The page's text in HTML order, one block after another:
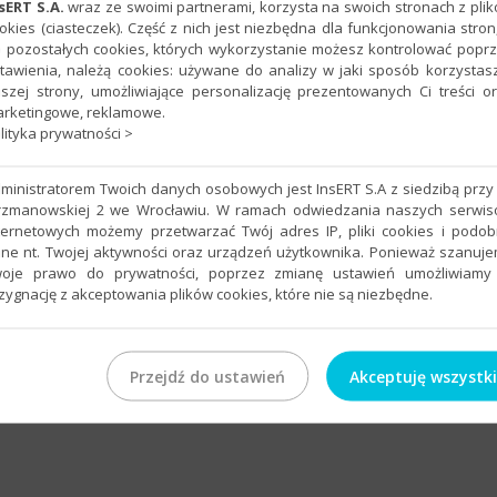
z Krajowego Systemu e-Faktur (KSeF), zapraszamy
Szkolenie odbędzie się 15.01.2026 w Toruniu. Pokażemy,
Podczas spotkania: • wyjaśnimy, jak działa KSeF i co się
firmę na nowe obowiązki. Zapisz się już teraz:
os. W razie pytań – jesteśmy do dyspozycji, a w załączniku
S.A. wraz ze swoimi partnerami, korzysta na swoich stronach z
(ciasteczek). Część z nich jest niezbędna dla funkcjonowania
pozostałych cookies, których wykorzystanie możesz kontrolować
należą cookies: używane do analizy w jaki sposób
strony, umożliwiające personalizację prezentowanych Ci treści
reklamowe.
prywatności >
Twoich danych osobowych jest InsERT S.A z siedzibą przy
2 we Wrocławiu. W ramach odwiedzania naszych
możemy przetwarzać Twój adres IP, pliki cookies i
nt. Twojej aktywności oraz urządzeń użytkownika. Ponieważ
prawo do prywatności, poprzez zmianę ustawień umożliwiamy
z akceptowania plików cookies, które nie są niezbędne.
Przejdź do ustawień Akceptuję